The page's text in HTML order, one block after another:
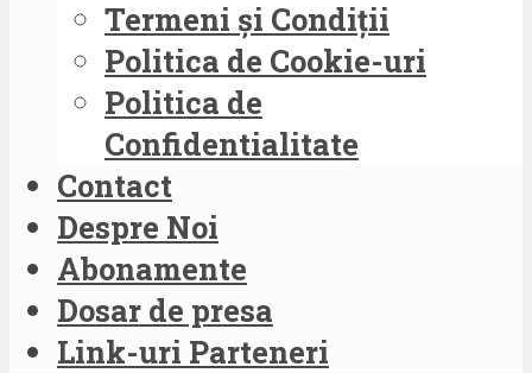
Termeni și Condiții
Politica de Cookie-uri
Politica de
Confidentialitate
Contact
Despre Noi
Abonamente
Dosar de presa
Link-uri Parteneri